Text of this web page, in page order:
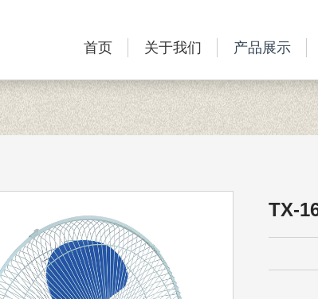
首页 关于我们 产品展示
TX-